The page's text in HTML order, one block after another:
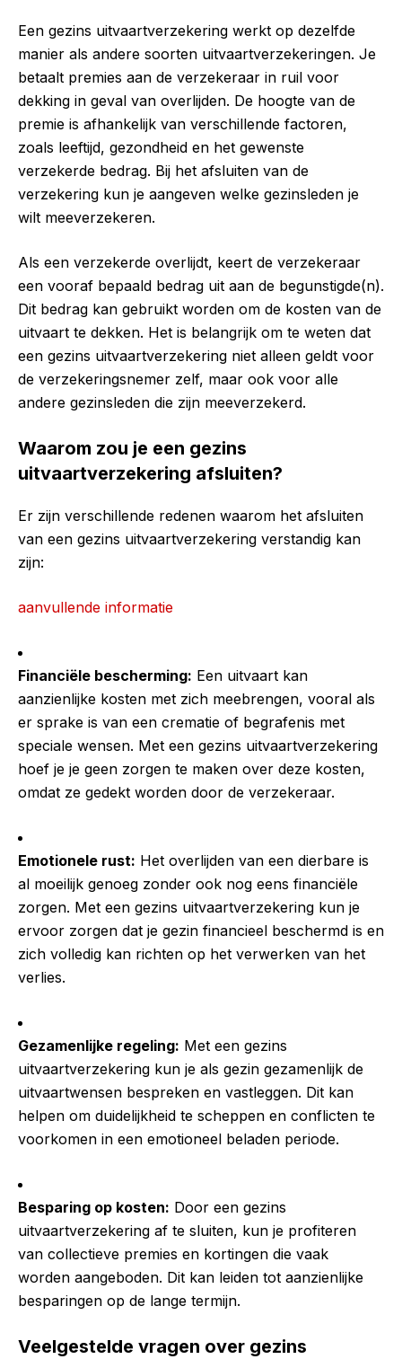
Een gezins uitvaartverzekering werkt op dezelfde
manier als andere soorten uitvaartverzekeringen. Je
betaalt premies aan de verzekeraar in ruil voor
dekking in geval van overlijden. De hoogte van de
premie is afhankelijk van verschillende factoren,
zoals leeftijd, gezondheid en het gewenste
verzekerde bedrag. Bij het afsluiten van de
verzekering kun je aangeven welke gezinsleden je
wilt meeverzekeren.
Als een verzekerde overlijdt, keert de verzekeraar
een vooraf bepaald bedrag uit aan de begunstigde(n).
Dit bedrag kan gebruikt worden om de kosten van de
uitvaart te dekken. Het is belangrijk om te weten dat
een gezins uitvaartverzekering niet alleen geldt voor
de verzekeringsnemer zelf, maar ook voor alle
andere gezinsleden die zijn meeverzekerd.
Waarom zou je een gezins
uitvaartverzekering afsluiten?
Er zijn verschillende redenen waarom het afsluiten
van een gezins uitvaartverzekering verstandig kan
zijn:
aanvullende informatie
Financiële bescherming: Een uitvaart kan
aanzienlijke kosten met zich meebrengen, vooral als
er sprake is van een crematie of begrafenis met
speciale wensen. Met een gezins uitvaartverzekering
hoef je je geen zorgen te maken over deze kosten,
omdat ze gedekt worden door de verzekeraar.
Emotionele rust: Het overlijden van een dierbare is
al moeilijk genoeg zonder ook nog eens financiële
zorgen. Met een gezins uitvaartverzekering kun je
ervoor zorgen dat je gezin financieel beschermd is en
zich volledig kan richten op het verwerken van het
verlies.
Gezamenlijke regeling: Met een gezins
uitvaartverzekering kun je als gezin gezamenlijk de
uitvaartwensen bespreken en vastleggen. Dit kan
helpen om duidelijkheid te scheppen en conflicten te
voorkomen in een emotioneel beladen periode.
Besparing op kosten: Door een gezins
uitvaartverzekering af te sluiten, kun je profiteren
van collectieve premies en kortingen die vaak
worden aangeboden. Dit kan leiden tot aanzienlijke
besparingen op de lange termijn.
Veelgestelde vragen over gezins